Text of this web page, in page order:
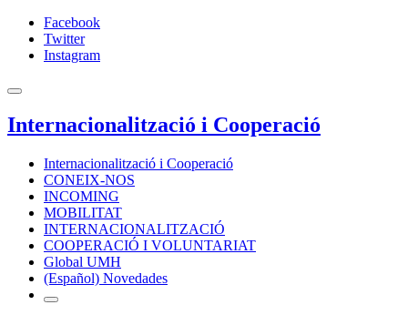
Facebook
Twitter
Instagram
Internacionalització i Cooperació
Internacionalització i Cooperació
CONEIX-NOS
INCOMING
MOBILITAT
INTERNACIONALITZACIÓ
COOPERACIÓ I VOLUNTARIAT
Global UMH
(Español) Novedades